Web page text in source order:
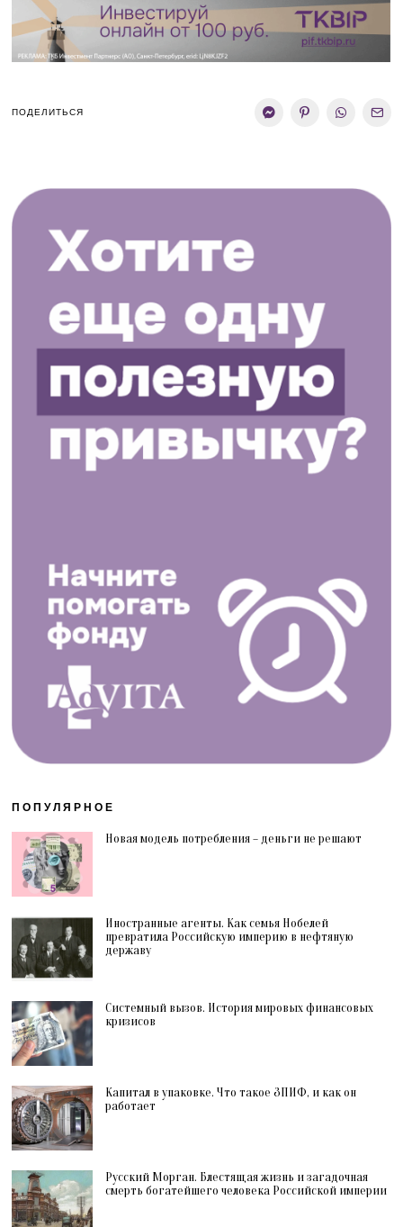
ПОДЕЛИТЬСЯ
ПОПУЛЯРНОЕ
Новая модель потребления – деньги не решают
Иностранные агенты. Как семья Нобелей
превратила Российскую империю в нефтяную
державу
Системный вызов. История мировых финансовых
кризисов
Капитал в упаковке. Что такое ЗПИФ, и как он
работает
Русский Морган. Блестящая жизнь и загадочная
смерть богатейшего человека Российской империи